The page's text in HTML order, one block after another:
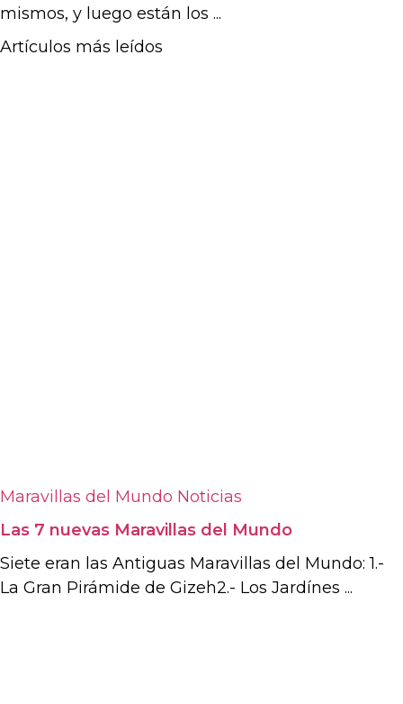
mismos, y luego están los ...
Artículos más leídos
Maravillas del Mundo Noticias
Las 7 nuevas Maravillas del Mundo
Siete eran las Antiguas Maravillas del Mundo: 1.-
La Gran Pirámide de Gizeh2.- Los Jardínes ...